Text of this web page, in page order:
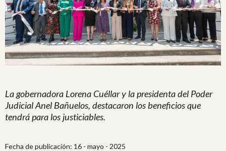
La gobernadora Lorena Cuéllar y la presidenta del Poder
Judicial Anel Bañuelos, destacaron los beneficios que
tendrá para los justiciables.
Fecha de publicación: 16 - mayo - 2025